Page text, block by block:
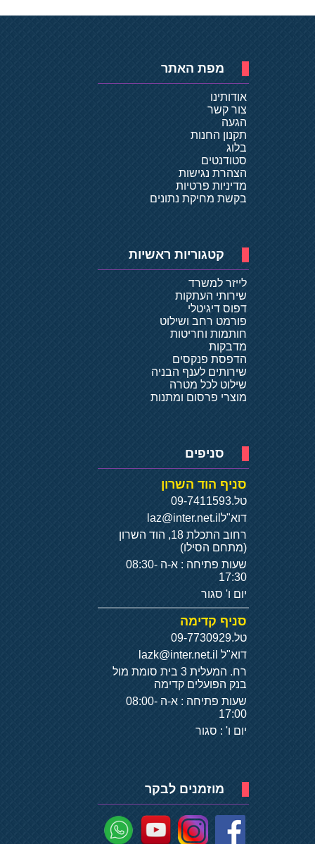
מפת האתר
אודותינו
צור קשר
הגעה
תקנון החנות
בלוג
סטודנטים
הצהרת נגישות
מדיניות פרטיות
בקשת מחיקת נתונים
קטגוריות ראשיות
לייזר למשרד
שירותי העתקות
דפוס דיגיטלי
פורמט רחב ושילוט
חותמות וחריטות
מדבקות
הדפסת פנקסים
שירותים לענף הבניה
שילוט לכל מטרה
מוצרי פרסום ומתנות
סניפים
סניף הוד השרון
טל.09-7411593
דוא"ל laz@inter.net.il
רחוב התכלת 18, הוד השרון
(מתחם הסילו)
שעות פתיחה : א-ה 08:30-
17:30
יום ו' סגור
סניף קדימה
טל.09-7730929
דוא"ל
רח. המעלית 3 בית סומת מול
בנק הפועלים קדימה
שעות פתיחה : א-ה 08:00-
17:00
יום ו' : סגור
מוזמנים לבקר